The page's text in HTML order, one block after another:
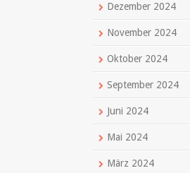
Dezember 2024
November 2024
Oktober 2024
September 2024
Juni 2024
Mai 2024
März 2024